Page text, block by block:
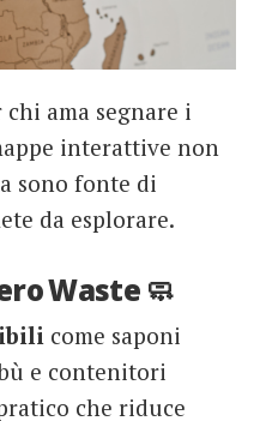
chi ama segnare i
interattive non
sono fonte di
da esplorare.
Waste 🧼
come saponi
e contenitori
che riduce